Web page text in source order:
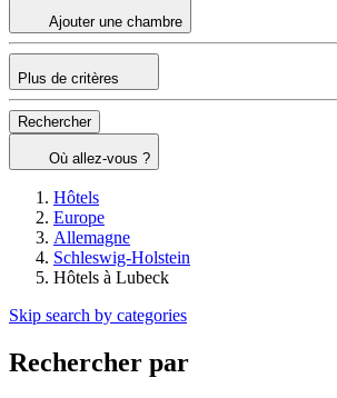
Ajouter une chambre
Plus de critères
Rechercher
Où allez-vous ?
Hôtels
Europe
Allemagne
Schleswig-Holstein
Hôtels à Lubeck
Skip search by categories
Rechercher par